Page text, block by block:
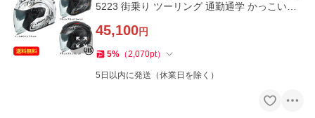
5223 街乗り ツーリング 通勤通学 かっこいい
45,100円
5% （2,070pt）
5日以内に発送（休業日を除く）